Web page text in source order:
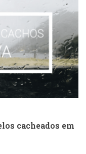
cacheados em